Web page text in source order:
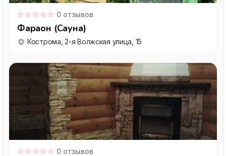
0 отзывов
Фараон (Сауна)
Кострома, 2-я Волжская улица, 15
0 отзывов